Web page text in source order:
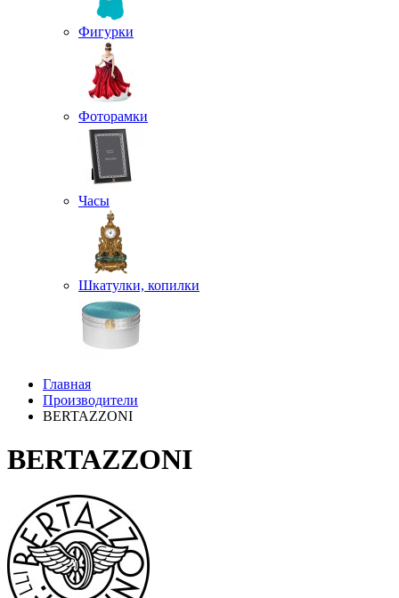
Фигурки
Фоторамки
Часы
Шкатулки, копилки
Главная
Производители
BERTAZZONI
BERTAZZONI